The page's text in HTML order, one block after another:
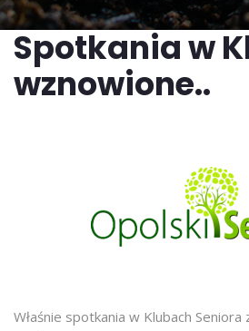
Spotkania w
wznowione..
Właśnie spotkania w Klubach